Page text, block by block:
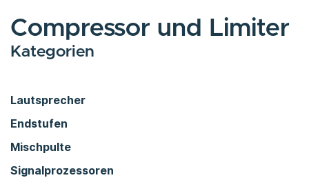
Compressor und Limiter
Kategorien
Lautsprecher
Endstufen
Mischpulte
Signalprozessoren